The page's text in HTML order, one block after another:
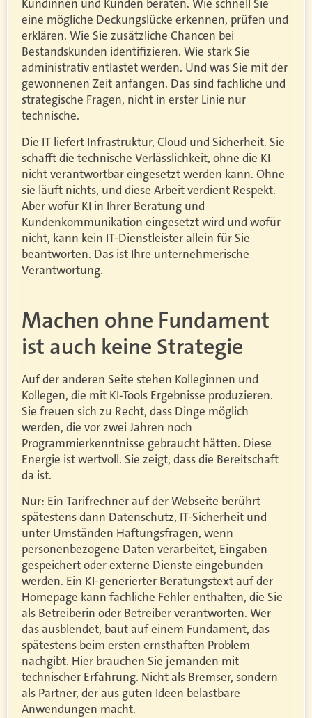
Kundinnen und Kunden beraten. Wie schnell Sie
eine mögliche Deckungslücke erkennen, prüfen und
erklären. Wie Sie zusätzliche Chancen bei
Bestandskunden identifizieren. Wie stark Sie
administrativ entlastet werden. Und was Sie mit der
gewonnenen Zeit anfangen. Das sind fachliche und
strategische Fragen, nicht in erster Linie nur
technische.
Die IT liefert Infrastruktur, Cloud und Sicherheit. Sie
schafft die technische Verlässlichkeit, ohne die KI
nicht verantwortbar eingesetzt werden kann. Ohne
sie läuft nichts, und diese Arbeit verdient Respekt.
Aber wofür KI in Ihrer Beratung und
Kundenkommunikation eingesetzt wird und wofür
nicht, kann kein IT-Dienstleister allein für Sie
beantworten. Das ist Ihre unternehmerische
Verantwortung.
Machen ohne Fundament
ist auch keine Strategie
Auf der anderen Seite stehen Kolleginnen und
Kollegen, die mit KI-Tools Ergebnisse produzieren.
Sie freuen sich zu Recht, dass Dinge möglich
werden, die vor zwei Jahren noch
Programmierkenntnisse gebraucht hätten. Diese
Energie ist wertvoll. Sie zeigt, dass die Bereitschaft
da ist.
Nur: Ein Tarifrechner auf der Webseite berührt
spätestens dann Datenschutz, IT-Sicherheit und
unter Umständen Haftungsfragen, wenn
personenbezogene Daten verarbeitet, Eingaben
gespeichert oder externe Dienste eingebunden
werden. Ein KI-generierter Beratungstext auf der
Homepage kann fachliche Fehler enthalten, die Sie
als Betreiberin oder Betreiber verantworten. Wer
das ausblendet, baut auf einem Fundament, das
spätestens beim ersten ernsthaften Problem
nachgibt. Hier brauchen Sie jemanden mit
technischer Erfahrung. Nicht als Bremser, sondern
als Partner, der aus guten Ideen belastbare
Anwendungen macht.